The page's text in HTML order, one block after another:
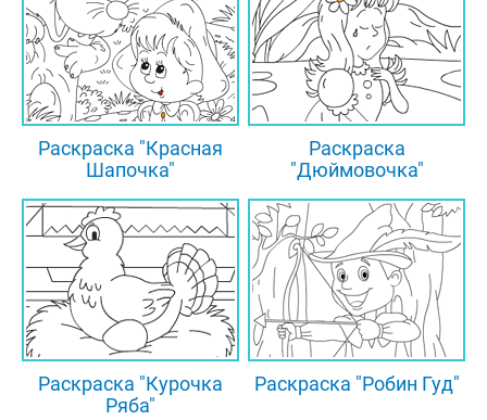
Поскорее раскрась картинку, чтобы мир вокруг
отважного Щелкунчика заиграл яркими красками
и время его освобождения приблизилось!
Раскраска "Красная
Шапочка"
Раскраска
"Дюймовочка"
Раскраска "Курочка
Ряба"
Раскраска "Робин Гуд"